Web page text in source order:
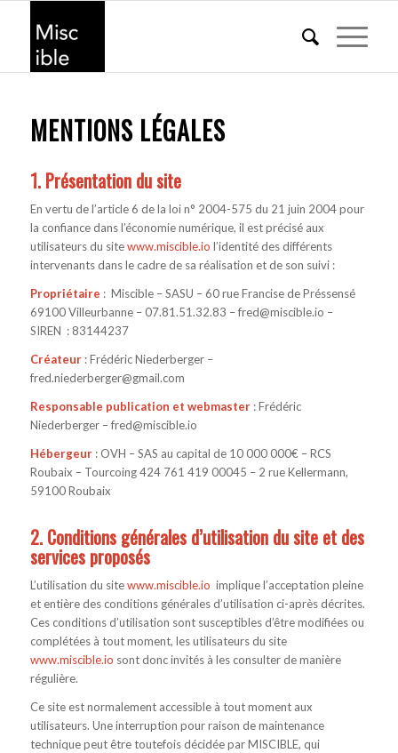
MENTIONS LÉGALES
1. Présentation du site
En vertu de l’article 6 de la loi n° 2004-575 du 21 juin 2004 pour
la confiance dans l’économie numérique, il est précisé aux
utilisateurs du sitewww.miscible.io l’identité des différents
intervenants dans le cadre de sa réalisation et de son suivi :
Propriétaire : Miscible – SASU – 60 rue Francise de Préssensé
69100 Villeurbanne – 07.81.51.32.83 –fred@miscible.io –
SIREN : 83144237
Créateur: Frédéric Niederberger –
fred.niederberger@gmail.com
Responsable publication et webmaster: Frédéric
Niederberger –fred@miscible.io
Hébergeur: OVH – SAS au capital de 10 000 000€ – RCS
Roubaix – Tourcoing 424 761 419 00045 – 2 rue Kellermann,
59100 Roubaix
2. Conditions générales d’utilisation du site et des
services proposés
L’utilisation du sitewww.miscible.io implique l’acceptation pleine
et entière des conditions générales d’utilisation ci-après décrites.
Ces conditions d’utilisation sont susceptibles d’être modifiées ou
complétées à tout moment, les utilisateurs du site
www.miscible.io sont donc invités à les consulter de manière
régulière.
Ce site est normalement accessible à tout moment aux
utilisateurs. Une interruption pour raison de maintenance
technique peut être toutefois décidée par MISCIBLE, qui